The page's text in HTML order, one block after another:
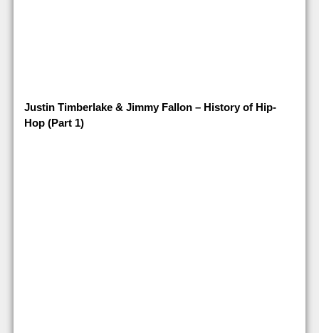
Justin Timberlake & Jimmy Fallon – History of Hip-
Hop (Part 1)